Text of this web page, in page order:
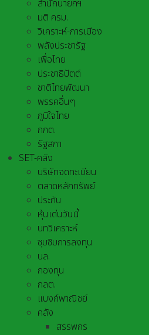
สำนักนายกฯ
มติ ครม.
วิเคราะห์-การเมือง
พลังประชารัฐ
เพื่อไทย
ประชาธิปัตต์
ชาติไทยพัฒนา
พรรคอื่นๆ
ภูมิใจไทย
กกต.
รัฐสภา
SET-คลัง
บริษัทจดทะเบียน
ตลาดหลักทรัพย์
ประกัน
หุ้นเด่นวันนี้
บทวิเคราะห์
ซุบซิบการลงทุน
บล.
กองทุน
กลต.
แบงก์พาณิชย์
คลัง
สรรพกร